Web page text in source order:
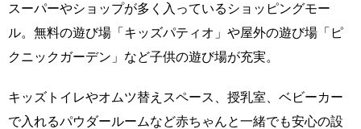
スーパーやショップが多く入っているショッピングモー
ル。無料の遊び場「キッズパティオ」や屋外の遊び場「ピ
クニックガーデン」など子供の遊び場が充実。
キッズトイレやオムツ替えスペース、授乳室、ベビーカー
で入れるパウダールームなど赤ちゃんと一緒でも安心の設